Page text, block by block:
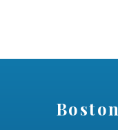
Boston